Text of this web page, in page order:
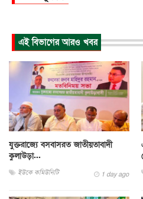
এই বিভাগের আরও খবর
যুক্তরাজ্যে বসবাসরত জাতীয়তাবাদী
কুলাউড়া...
ইউকে কমিউনিটি 1 day ago